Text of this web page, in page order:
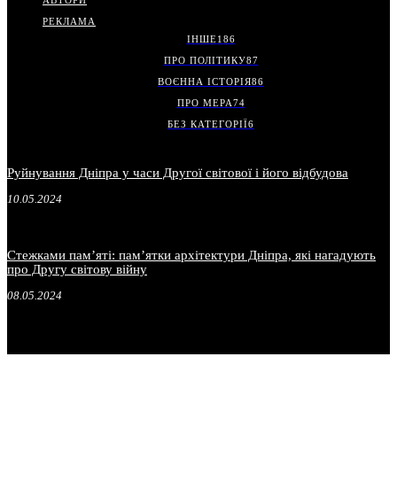
РЕКЛАМА
ІНШЕ186
ПРО ПОЛІТИКУ87
ВОЄННА ІСТОРІЯ86
ПРО МЕРА74
БЕЗ КАТЕГОРІЇ6
Руйнування Дніпра у часи Другої світової і його відбудова
10.05.2024
Стежками пам’яті: пам’ятки архітектури Дніпра, які нагадують
про Другу світову війну
08.05.2024